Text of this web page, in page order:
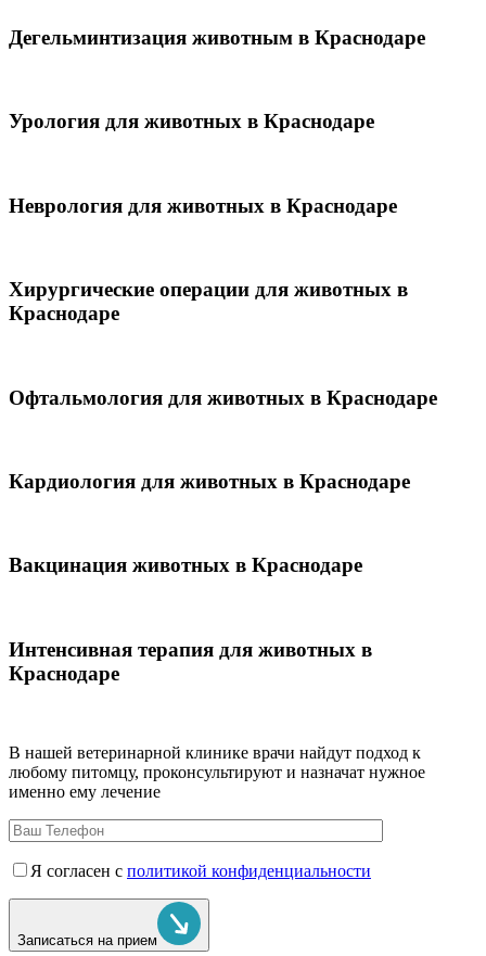
Дегельминтизация животным в Краснодаре
Урология для животных в Краснодаре
Неврология для животных в Краснодаре
Хирургические операции для животных в
Краснодаре
Офтальмология для животных в Краснодаре
Кардиология для животных в Краснодаре
Вакцинация животных в Краснодаре
Интенсивная терапия для животных в
Краснодаре
В нашей ветеринарной клинике врачи найдут подход к
любому питомцу, проконсультируют и назначат нужное
именно ему лечение
Я согласен с политикой конфиденциальности
Записаться на прием